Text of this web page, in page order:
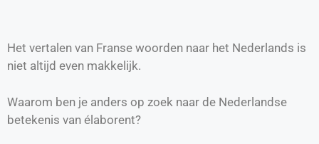
Het vertalen van Franse woorden naar het Nederlands is
niet altijd even makkelijk.
Waarom ben je anders op zoek naar de Nederlandse
betekenis van élaborent?